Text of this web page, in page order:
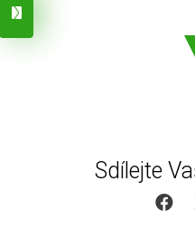
Sdílejte